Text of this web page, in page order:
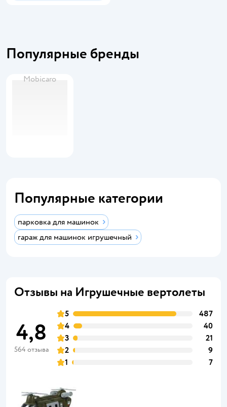
Популярные бренды
Mobicaro
Популярные категории
парковка для машинок
гараж для машинок игрушечный
Отзывы на Игрушечные вертолеты
4,8
564 отзыва
5
487
4
40
3
21
2
9
1
7